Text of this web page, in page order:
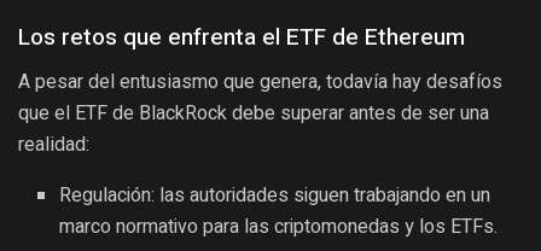
Los retos que enfrenta el ETF de Ethereum
A pesar del entusiasmo que genera, todavía hay desafíos
que el ETF de BlackRock debe superar antes de ser una
realidad:
Regulación: las autoridades siguen trabajando en un
marco normativo para las criptomonedas y los ETFs.